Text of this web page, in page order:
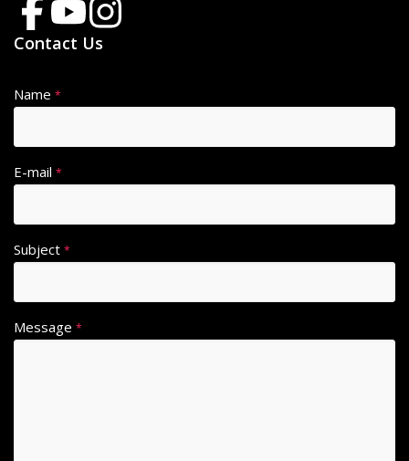
Contact Us
Name *
E-mail *
Subject *
Message *